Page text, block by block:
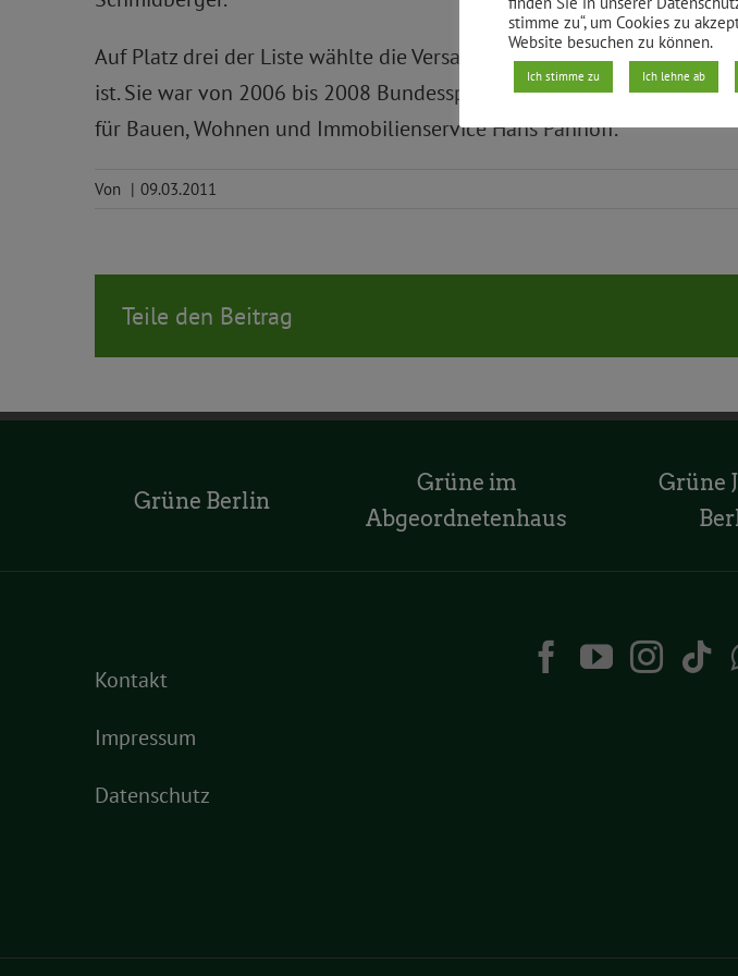
Auf Platz drei der Liste wählte die Versammlung Paula Riester, die
ist. Sie war von 2006 bis 2008 Bundessprecherin der Grünen
für Bauen, Wohnen und Immobilienservice Hans Panhoff.
Von | 09.03.2011
Teile den Beitrag
Grüne Berlin
Grüne im
Abgeordnetenhaus
Grüne
Kontakt
Impressum
Datenschutz
stimme zu“, um Cookies zu
Website besuchen zu können.
Ich stimme zu Ich lehne ab